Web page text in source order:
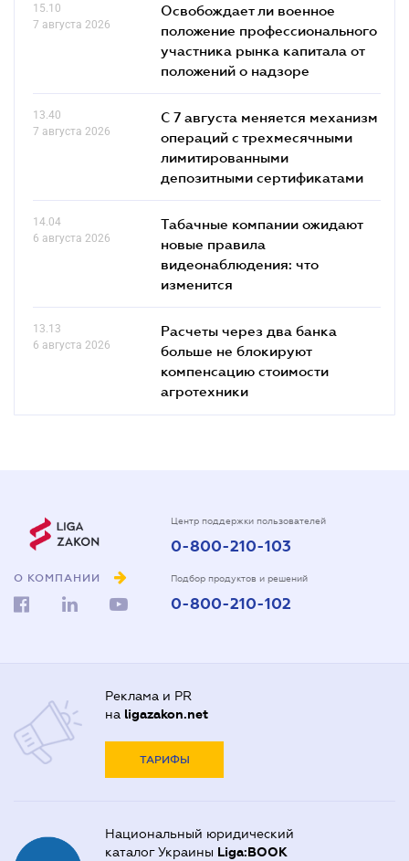
15.10
7 августа 2026
Освобождает ли военное
положение профессионального
участника рынка капитала от
положений о надзоре
13.40
7 августа 2026
С 7 августа меняется механизм
операций с трехмесячными
лимитированными
депозитными сертификатами
14.04
6 августа 2026
Табачные компании ожидают
новые правила
видеонаблюдения: что
изменится
13.13
6 августа 2026
Расчеты через два банка
больше не блокируют
компенсацию стоимости
агротехники
О КОМПАНИИ
Центр поддержки пользователей
0-800-210-103
Подбор продуктов и решений
0-800-210-102
Реклама и PR
на ligazakon.net
ТАРИФЫ
Национальный юридический
каталог Украины Liga:BOOK